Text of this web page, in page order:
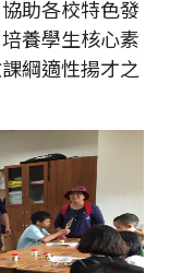
助各校特色發
養學生核心素
綱適性揚才之